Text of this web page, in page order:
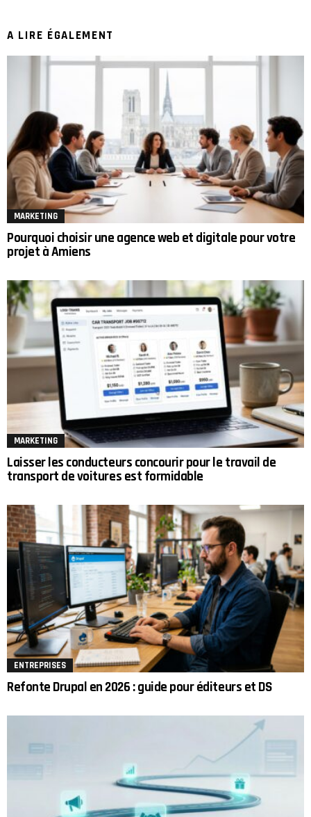
A LIRE ÉGALEMENT
MARKETING
Pourquoi choisir une agence web et digitale pour votre
projet à Amiens
MARKETING
Laisser les conducteurs concourir pour le travail de
transport de voitures est formidable
ENTREPRISES
Refonte Drupal en 2026 : guide pour éditeurs et DS